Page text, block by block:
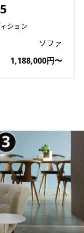
ション
ソファ
1,188,000円〜